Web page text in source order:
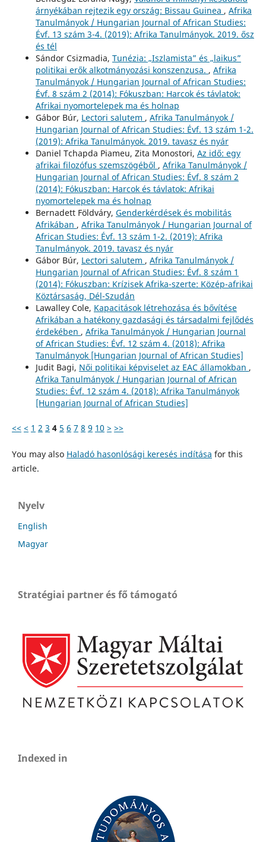
árnyékában rejtezik egy ország: Bissau Guinea , Afrika
Tanulmányok / Hungarian Journal of African Studies:
Évf. 13 szám 3-4. (2019): Afrika Tanulmányok. 2019. ősz
és tél
Sándor Csizmadia, Tunézia: „Iszlamista” és „laikus”
politikai erők alkotmányozási konszenzusa. , Afrika
Tanulmányok / Hungarian Journal of African Studies:
Évf. 8 szám 2 (2014): Fókuszban: Harcok és távlatok:
Afrikai nyomortelepek ma és holnap
Gábor Búr, Lectori salutem , Afrika Tanulmányok /
Hungarian Journal of African Studies: Évf. 13 szám 1-2.
(2019): Afrika Tanulmányok. 2019. tavasz és nyár
Daniel Tchapda Piameu, Zita Monostori, Az idő: egy
afrikai filozófus szemszögéből , Afrika Tanulmányok /
Hungarian Journal of African Studies: Évf. 8 szám 2
(2014): Fókuszban: Harcok és távlatok: Afrikai
nyomortelepek ma és holnap
Bernadett Földváry, Genderkérdések és mobilitás
Afrikában , Afrika Tanulmányok / Hungarian Journal of
African Studies: Évf. 13 szám 1-2. (2019): Afrika
Tanulmányok. 2019. tavasz és nyár
Gábor Búr, Lectori salutem , Afrika Tanulmányok /
Hungarian Journal of African Studies: Évf. 8 szám 1
(2014): Fókuszban: Krízisek Afrika-szerte: Közép-afrikai
Köztársaság, Dél-Szudán
Lawalley Cole, Kapacitások létrehozása és bővítése
Afrikában a hatékony gazdasági és társadalmi fejlődés
érdekében , Afrika Tanulmányok / Hungarian Journal
of African Studies: Évf. 12 szám 4. (2018): Afrika
Tanulmányok [Hungarian Journal of African Studies]
Judit Bagi, Női politikai képviselet az EAC államokban ,
Afrika Tanulmányok / Hungarian Journal of African
Studies: Évf. 12 szám 4. (2018): Afrika Tanulmányok
[Hungarian Journal of African Studies]
<< < 1 2 3 4 5 6 7 8 9 10 > >>
You may also Haladó hasonlósági keresés indítása for this
article.
Nyelv
English
Magyar
Stratégiai partner és fő támogató
Indexed in